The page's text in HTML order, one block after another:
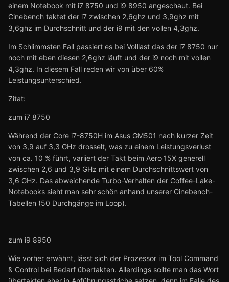
einem Notebook mit i7 8750 und i9 8950 angeschaut. Bei
Cinebench taktet der i7 zwischen 2,6ghz und 3,9ghz mit
3,6ghz im Durchschnitt und der i9 mit den vollen 4,3ghz.
Im Schlimmsten Fall passiert es bei Volllast das der i7 8750 nur
noch mit eben diesen 2,6ghz läuft und der i9 noch mit vollen
4,3ghz. In diesem Fall reden wir von über 60%
Leistungsunterschied.
Zitat:
zum i7 8750
Während der Core i7-8750H im Asus GM501 nach kurzer Zeit
von 3,9 auf 3,3 GHz drosselt, was zu einem Leistungsverlust
von ca. 10 % führt, variiert der Takt beim Aero 15X generell
zwischen 2,6 und 3,9 GHz mit einem Durchschnittswert von
3,6 GHz. Das abweichende Turbo-Verhalten der Coffee-Lake-
Notebooks sieht man sehr schön anhand unserer Cinebench-
Tabellen (50 Durchgänge im Loop).
zum i9 8950
Wie vorher erwähnt, lässt sich der Prozessor im Tool Command
& Control bei Bedarf übertakten. Allerdings sollte man das Wort